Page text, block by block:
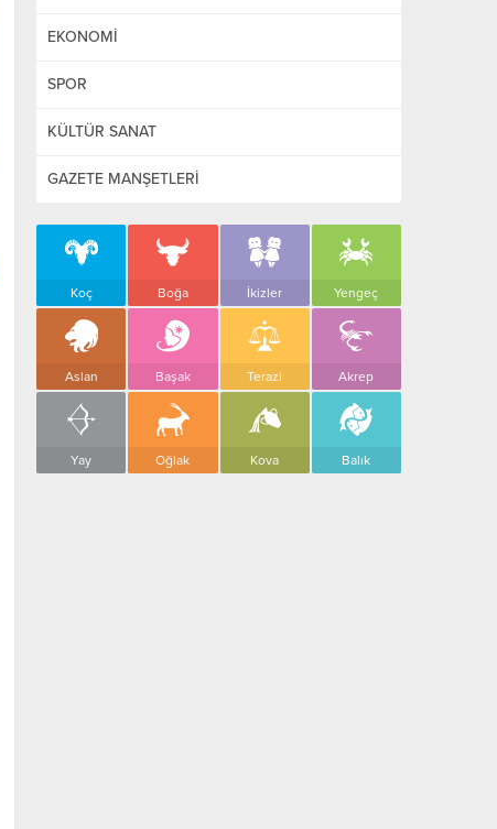
EKONOMİ
SPOR
KÜLTÜR SANAT
GAZETE MANŞETLERİ
Koç Boğa İkizler Yengeç
Aslan Başak Terazi Akrep
Yay Oğlak Kova Balık